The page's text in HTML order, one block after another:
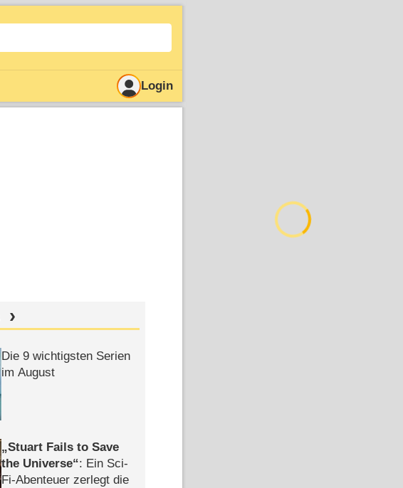
Login
Die 9 wichtigsten Serien
im August
Stuart Fails to Save
the Universe : Ein Sci-
Fi-Abenteuer zerlegt die